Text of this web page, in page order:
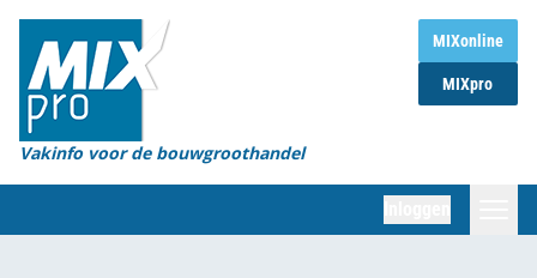
MIXonline
MIXpro
Vakinfo voor de bouwgroothandel
Home
Magazines
Organisaties